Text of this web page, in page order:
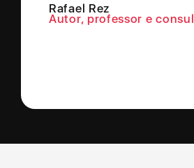
Rafael Rez
Autor, professor e